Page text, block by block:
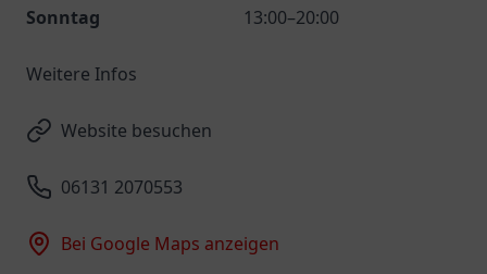
Sonntag
13:00–20:00
Weitere Infos
Website besuchen
06131 2070553
Bei Google Maps anzeigen